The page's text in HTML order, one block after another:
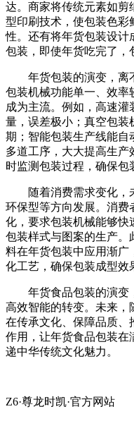
达。商家将传统元素如剪
型印刷技术，使包装色彩
性。还有将年货包装设计
包装，即使年货吃完了，
年货包装的演变，离
包装机械功能单一、效率
成为主流。例如，高速
量，误差极小；真空包装
期；智能包装生产线能自
多道工序，大大提高生
时监测包装过程，确保包
随着消费需求变化，未
环保型等方向发展。消费
化，要求包装机械能够快
包装样式与图案的生产。
料在年货包装中应用渐广
化工艺，确保包装成型效
年货食品包装的演变
高效智能的转变。未来，
在传承文化、保障品质、
作用，让年货食品包装在
递中华传统文化魅力。
Z6·尊龙时凯·官方网站